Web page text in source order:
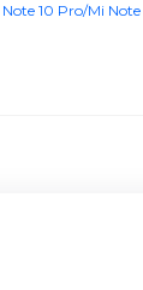
10 Pro/Mi Note